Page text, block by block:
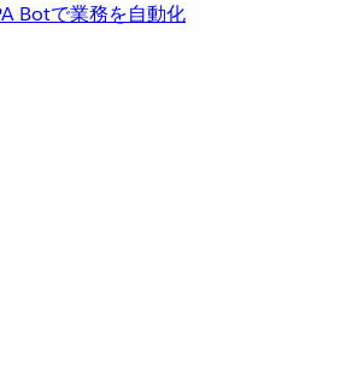
Botで業務を自動化